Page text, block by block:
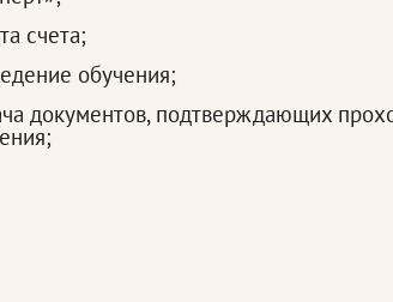
счета;
обучения;
документов, подтверждающих